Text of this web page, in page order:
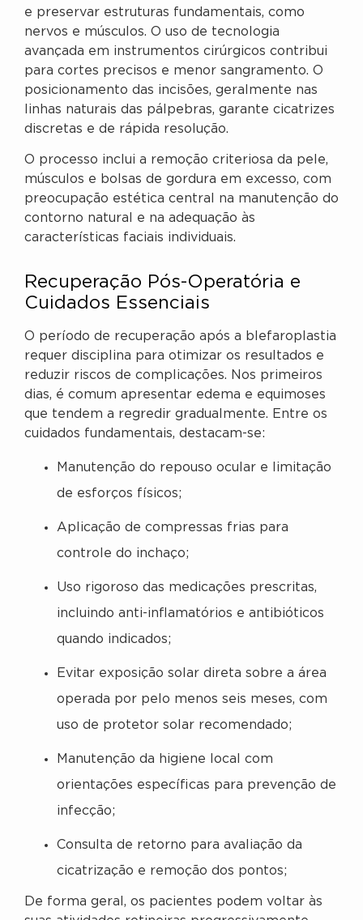
e preservar estruturas fundamentais, como
nervos e músculos. O uso de tecnologia
avançada em instrumentos cirúrgicos contribui
para cortes precisos e menor sangramento. O
posicionamento das incisões, geralmente nas
linhas naturais das pálpebras, garante cicatrizes
discretas e de rápida resolução.
O processo inclui a remoção criteriosa da pele,
músculos e bolsas de gordura em excesso, com
preocupação estética central na manutenção do
contorno natural e na adequação às
características faciais individuais.
Recuperação Pós-Operatória e
Cuidados Essenciais
O período de recuperação após a blefaroplastia
requer disciplina para otimizar os resultados e
reduzir riscos de complicações. Nos primeiros
dias, é comum apresentar edema e equimoses
que tendem a regredir gradualmente. Entre os
cuidados fundamentais, destacam-se:
Manutenção do repouso ocular e limitação
de esforços físicos;
Aplicação de compressas frias para
controle do inchaço;
Uso rigoroso das medicações prescritas,
incluindo anti-inflamatórios e antibióticos
quando indicados;
Evitar exposição solar direta sobre a área
operada por pelo menos seis meses, com
uso de protetor solar recomendado;
Manutenção da higiene local com
orientações específicas para prevenção de
infecção;
Consulta de retorno para avaliação da
cicatrização e remoção dos pontos;
De forma geral, os pacientes podem voltar às